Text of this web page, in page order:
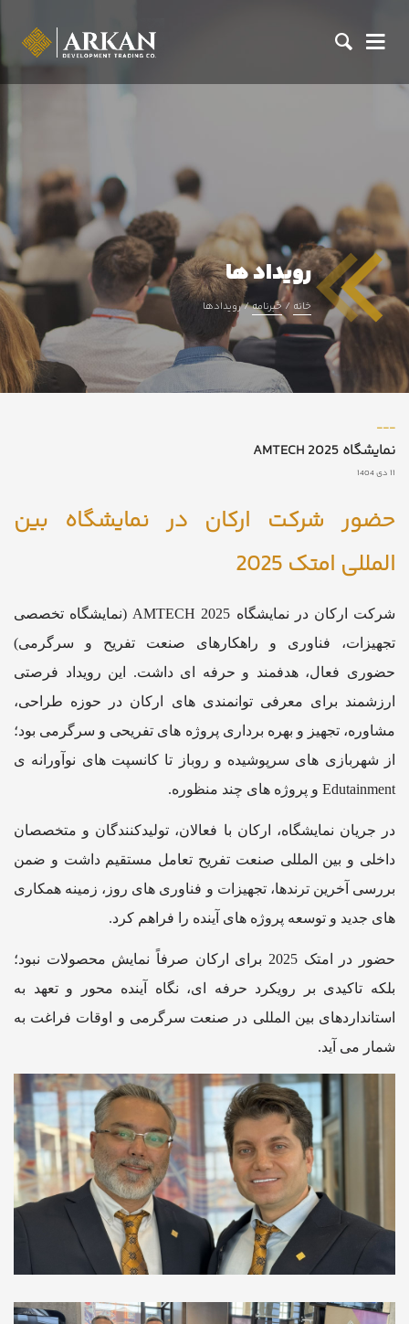
رویداد ها
خانه /خبرنامه/ رویدادها
___
نمایشگاه AMTECH 2025
11 دی 1404
حضور شرکت ارکان در نمایشگاه بین
المللی امتک 2025
شرکت ارکان در نمایشگاه AMTECH 2025 (نمایشگاه تخصصی
تجهیزات، فناوری و راهکارهای صنعت تفریح و سرگرمی)
حضوری فعال، هدفمند و حرفه ای داشت. این رویداد فرصتی
ارزشمند برای معرفی توانمندی های ارکان در حوزه طراحی،
مشاوره، تجهیز و بهره برداری پروژه های تفریحی و سرگرمی بود؛
از شهربازی های سرپوشیده و روباز تا کانسپت های نوآورانه ی
Edutainment و پروژه های چند منظوره.
در جریان نمایشگاه، ارکان با فعالان، تولیدکنندگان و متخصصان
داخلی و بین المللی صنعت تفریح تعامل مستقیم داشت و ضمن
بررسی آخرین ترندها، تجهیزات و فناوری های روز، زمینه همکاری
های جدید و توسعه پروژه های آینده را فراهم کرد.
حضور در امتک 2025 برای ارکان صرفاً نمایش محصولات نبود؛
بلکه تاکیدی بر رویکرد حرفه ای، نگاه آینده محور و تعهد به
استانداردهای بین المللی در صنعت سرگرمی و اوقات فراغت به
شمار می آید.